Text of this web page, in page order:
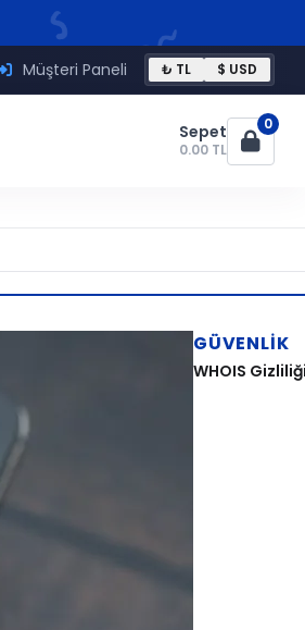
Müşteri Paneli ₺ TL $ USD
Sepet
0.00 TL
0
GÜVENLIK
WHOIS